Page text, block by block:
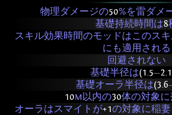
物理ダメージの50%を雷ダメ
基礎持続時間は8
スキル効果時間のモッドはこのス
にも適用される
回避されない
基礎半径は(1.5—
基礎オーラ半径は(3.6
10m以内の30体の対象に
オーラはスマイトが+1の対象に稲